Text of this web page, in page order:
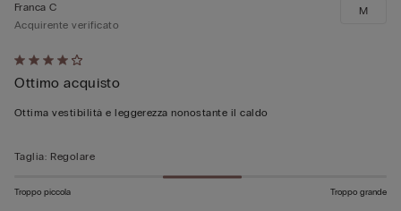
Valutato
4
su
Franca C
Acquirente verificato
Ottimo acquisto
Ottima vestibilità e leggerezza nonostante il caldo
M
Taglia: Regolare
Troppo piccola Troppo grande